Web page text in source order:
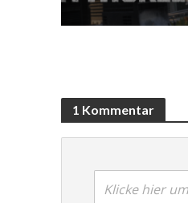
1 Kommentar
Klicke hier